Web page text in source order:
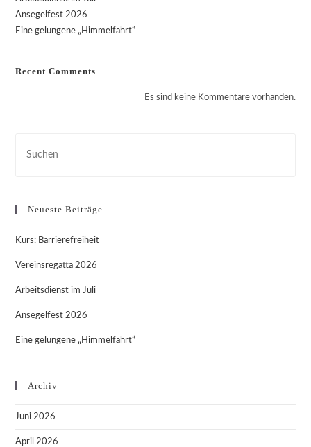
Ansegelfest 2026
Eine gelungene „Himmelfahrt“
Recent Comments
Es sind keine Kommentare vorhanden.
Neueste Beiträge
Kurs: Barrierefreiheit
Vereinsregatta 2026
Arbeitsdienst im Juli
Ansegelfest 2026
Eine gelungene „Himmelfahrt“
Archiv
Juni 2026
April 2026